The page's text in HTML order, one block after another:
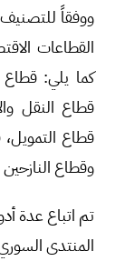
ووفقاً
القطاعات
كما يلي: قطاع
قطاع النقل
قطاع التمويل،
وقطاع النازحين
المنتدى